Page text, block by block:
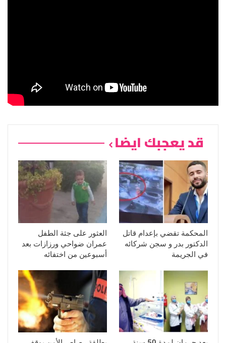
قد يعجبك ايضا
المحكمة تقضي بإعدام قاتل
الدكتور بدر و سجن شركائه
في الجريمة
العثور على جثة الطفل
عمران ضواحي ورزازات بعد
أسبوعين من اختفائه